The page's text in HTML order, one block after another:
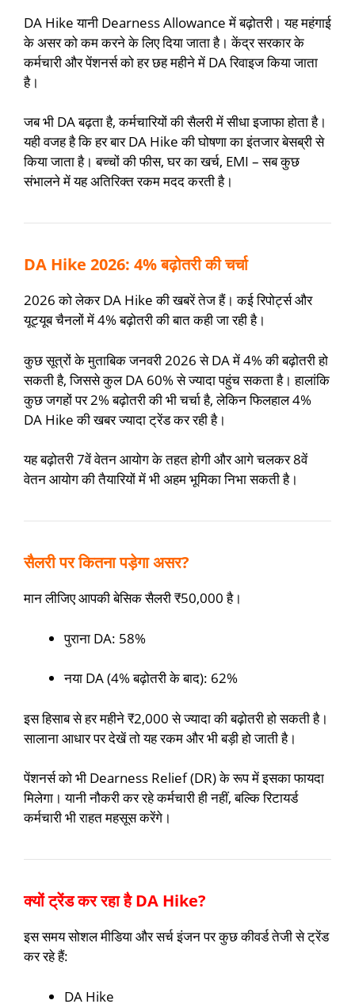
DA Hike यानी Dearness Allowance में बढ़ोतरी। यह महंगाई
के असर को कम करने के लिए दिया जाता है। केंद्र सरकार के
कर्मचारी और पेंशनर्स को हर छह महीने में DA रिवाइज किया जाता
है।
जब भी DA बढ़ता है, कर्मचारियों की सैलरी में सीधा इजाफा होता है।
यही वजह है कि हर बार DA Hike की घोषणा का इंतजार बेसब्री से
किया जाता है। बच्चों की फीस, घर का खर्च, EMI – सब कुछ
संभालने में यह अतिरिक्त रकम मदद करती है।
DA Hike 2026: 4% बढ़ोतरी की चर्चा
2026 को लेकर DA Hike की खबरें तेज हैं। कई रिपोर्ट्स और
यूट्यूब चैनलों में 4% बढ़ोतरी की बात कही जा रही है।
कुछ सूत्रों के मुताबिक जनवरी 2026 से DA में 4% की बढ़ोतरी हो
सकती है, जिससे कुल DA 60% से ज्यादा पहुंच सकता है। हालांकि
कुछ जगहों पर 2% बढ़ोतरी की भी चर्चा है, लेकिन फिलहाल 4%
DA Hike की खबर ज्यादा ट्रेंड कर रही है।
यह बढ़ोतरी 7वें वेतन आयोग के तहत होगी और आगे चलकर 8वें
वेतन आयोग की तैयारियों में भी अहम भूमिका निभा सकती है।
सैलरी पर कितना पड़ेगा असर?
मान लीजिए आपकी बेसिक सैलरी ₹50,000 है।
पुराना DA: 58%
नया DA (4% बढ़ोतरी के बाद): 62%
इस हिसाब से हर महीने ₹2,000 से ज्यादा की बढ़ोतरी हो सकती है।
सालाना आधार पर देखें तो यह रकम और भी बड़ी हो जाती है।
पेंशनर्स को भी Dearness Relief (DR) के रूप में इसका फायदा
मिलेगा। यानी नौकरी कर रहे कर्मचारी ही नहीं, बल्कि रिटायर्ड
कर्मचारी भी राहत महसूस करेंगे।
क्यों ट्रेंड कर रहा है DA Hike?
इस समय सोशल मीडिया और सर्च इंजन पर कुछ कीवर्ड तेजी से ट्रेंड
कर रहे हैं:
DA Hike